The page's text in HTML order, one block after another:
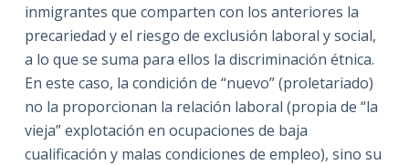
inmigrantes que comparten con los anteriores la
precariedad y el riesgo de exclusión laboral y social,
a lo que se suma para ellos la discriminación étnica.
En este caso, la condición de “nuevo” (proletariado)
no la proporcionan la relación laboral (propia de “la
vieja” explotación en ocupaciones de baja
cualificación y malas condiciones de empleo), sino su